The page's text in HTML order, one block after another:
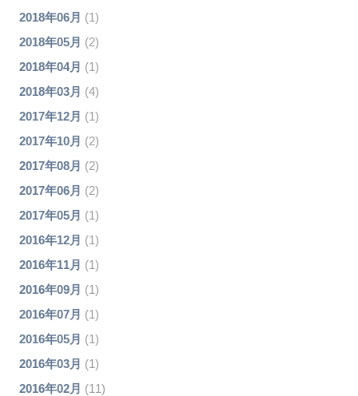
2018年06月 (1)
2018年05月 (2)
2018年04月 (1)
2018年03月 (4)
2017年12月 (1)
2017年10月 (2)
2017年08月 (2)
2017年06月 (2)
2017年05月 (1)
2016年12月 (1)
2016年11月 (1)
2016年09月 (1)
2016年07月 (1)
2016年05月 (1)
2016年03月 (1)
2016年02月 (11)